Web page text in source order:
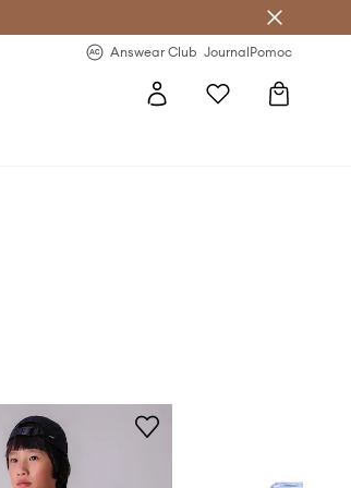
Answear Club JournalPomoc